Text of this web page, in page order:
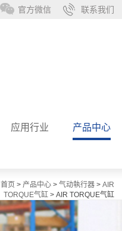
官方微信 联系我们
应用行业 产品中心
首页 > 产品中心> 气动執行器> AIR
TORQUE气缸> AIR TORQUE气缸